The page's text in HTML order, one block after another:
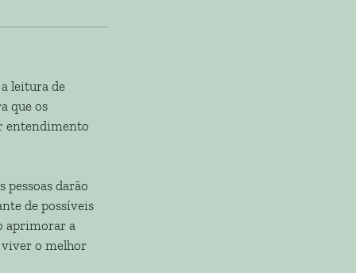
leitura de
que os
entendimento
darão
de possíveis
aprimorar a
viver o melhor